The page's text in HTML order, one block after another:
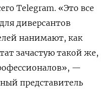
Telegram. «Это все
диверсантов
нанимают, как
зачастую такой же,
—
представитель